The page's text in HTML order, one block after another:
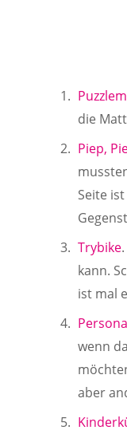
die
Piep,
Seite
Trybike
kann.
ist mal
wenn
aber